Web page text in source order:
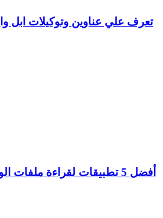
تعرف علي عناوين وتوكيلات ابل
أفضل 5 تطبيقات لقراءة